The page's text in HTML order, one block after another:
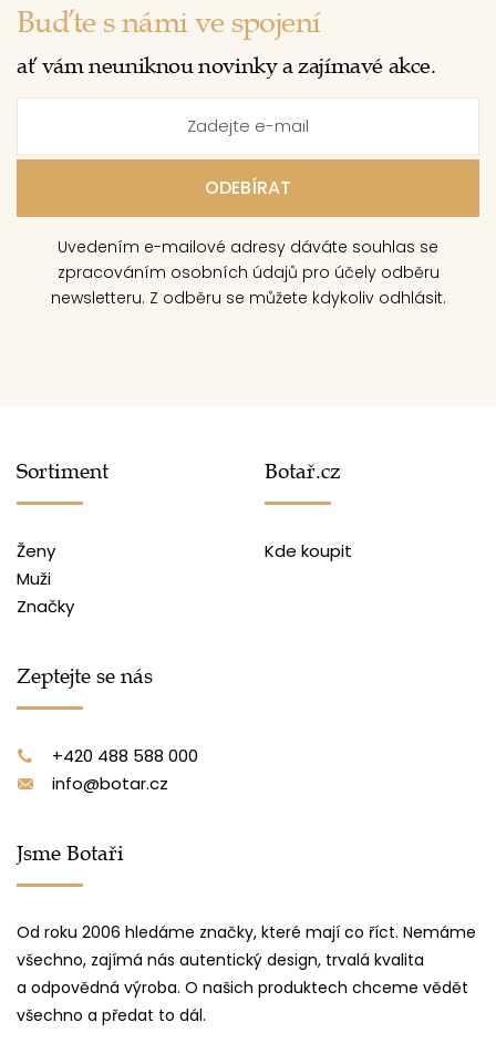
Buďte s námi ve spojení
ať vám neuniknou novinky a zajímavé akce.
Uvedením e-mailové adresy dáváte souhlas se
zpracováním osobních údajů pro účely odběru
newsletteru. Z odběru se můžete kdykoliv odhlásit.
Sortiment
Ženy
Muži
Značky
Botař.cz
Kde koupit
Zeptejte se nás
+420 488 588 000
info@botar.cz
Jsme Botaři
Od roku 2006 hledáme značky, které mají co říct. Nemáme
všechno, zajímá nás autentický design, trvalá kvalita
a odpovědná výroba. O našich produktech chceme vědět
všechno a předat to dál.